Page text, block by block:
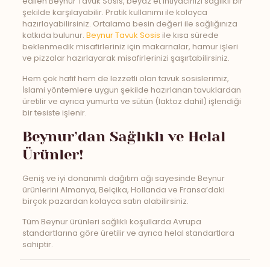
şekilde karşılayabilir. Pratik kullanımı ile kolayca
hazırlayabilirsiniz. Ortalama besin değeri ile sağlığınıza
katkıda bulunur. Beynur Tavuk Sosis ile kısa sürede
beklenmedik misafirleriniz için makarnalar, hamur işleri
ve pizzalar hazırlayarak misafirlerinizi şaşırtabilirsiniz.
Hem çok hafif hem de lezzetli olan tavuk sosislerimiz,
İslami yöntemlere uygun şekilde hazırlanan tavuklardan
üretilir ve ayrıca yumurta ve sütün (laktoz dahil) işlendiği
bir tesiste işlenir.
Beynur’dan Sağlıklı ve Helal
Ürünler!
Geniş ve iyi donanımlı dağıtım ağı sayesinde Beynur
ürünlerini Almanya, Belçika, Hollanda ve Fransa’daki
birçok pazardan kolayca satın alabilirsiniz.
Tüm Beynur ürünleri sağlıklı koşullarda Avrupa
standartlarına göre üretilir ve ayrıca helal standartlara
sahiptir.